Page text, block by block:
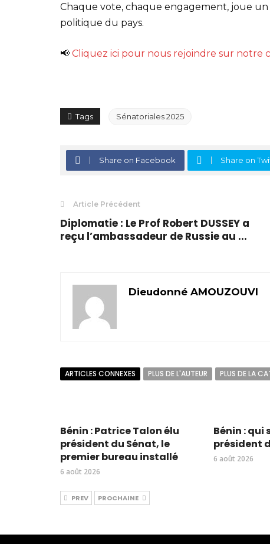
Chaque vote, chaque engagement, joue
politique du pays.
📢 Cliquez ici pour nous rejoindre sur notre
Tags Sénatoriales 2025
Share on Facebook Share on
Article Précédent
Diplomatie : Le Prof Robert DUSSEY a
reçu l’ambassadeur de Russie au ...
Dieudonné AMOUZOUVI
ARTICLES CONNEXES PLUS DE L'AUTEUR PLUS DE LA
Bénin : Patrice Talon élu
président du Sénat, le
premier bureau installé
6 août 2026
Bénin : qui
président
6 août 2026
PREV PROCHAINE